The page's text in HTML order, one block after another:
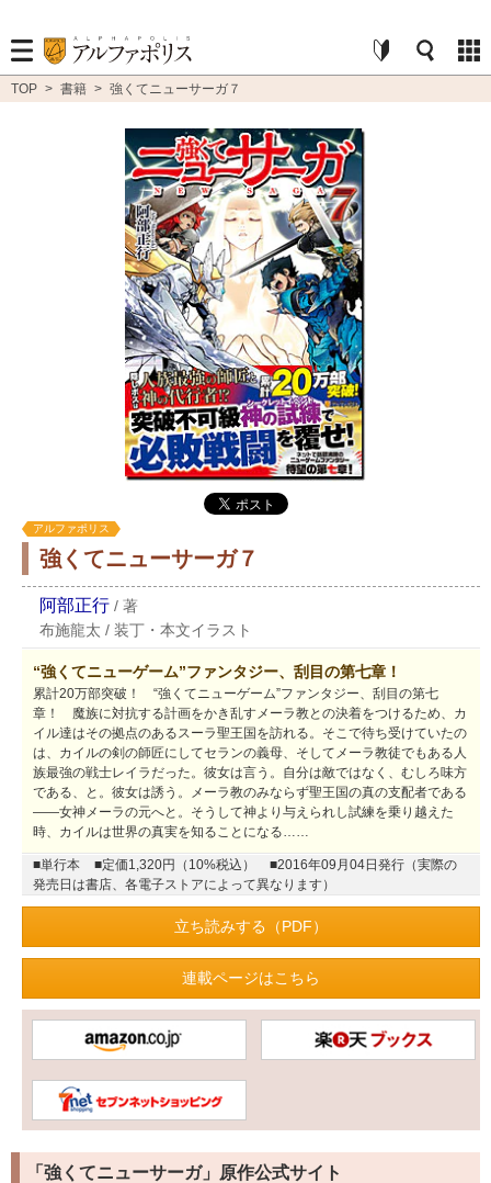
TOP > 書籍 > 強くてニューサーガ７
アルファポリス
強くてニューサーガ７
阿部正行 / 著
布施龍太 / 装丁・本文イラスト
“強くてニューゲーム”ファンタジー、刮目の第七章！
累計20万部突破！ “強くてニューゲーム”ファンタジー、刮目の第七
章！ 魔族に対抗する計画をかき乱すメーラ教との決着をつけるため、カ
イル達はその拠点のあるスーラ聖王国を訪れる。そこで待ち受けていたの
は、カイルの剣の師匠にしてセランの義母、そしてメーラ教徒でもある人
族最強の戦士レイラだった。彼女は言う。自分は敵ではなく、むしろ味方
である、と。彼女は誘う。メーラ教のみならず聖王国の真の支配者である
――女神メーラの元へと。そうして神より与えられし試練を乗り越えた
時、カイルは世界の真実を知ることになる……
■単行本 ■定価1,320円（10%税込）
■2016年09月04日発行（実際の
発売日は書店、各電子ストアによって異なります）
立ち読みする（PDF）
連載ページはこちら
「強くてニューサーガ」原作公式サイト